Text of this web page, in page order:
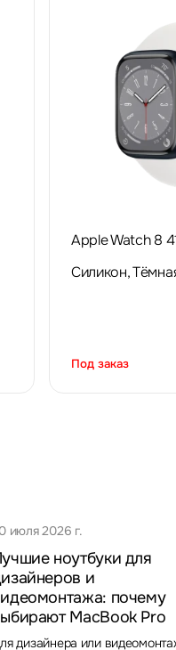
Apple Watch 8
Силикон,
Под заказ
июля 2026 г.
ноутбуки для
и
почему
MacBook Pro
дизайнера или